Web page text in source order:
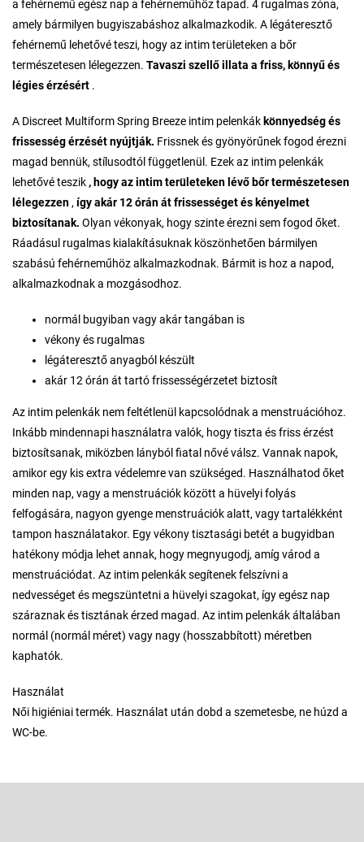
a fehérnemű egész nap a fehérneműhöz tapad. 4 rugalmas zóna,
amely bármilyen bugyiszabáshoz alkalmazkodik. A légáteresztő
fehérnemű lehetővé teszi, hogy az intim területeken a bőr
természetesen lélegezzen. Tavaszi szellő illata a friss, könnyű és
légies érzésért .
A Discreet Multiform Spring Breeze intim pelenkák könnyedség és
frissesség érzését nyújtják. Frissnek és gyönyörűnek fogod érezni
magad bennük, stílusodtól függetlenül. Ezek az intim pelenkák
lehetővé teszik , hogy az intim területeken lévő bőr természetesen
lélegezzen , így akár 12 órán át frissességet és kényelmet
biztosítanak. Olyan vékonyak, hogy szinte érezni sem fogod őket.
Ráadásul rugalmas kialakításuknak köszönhetően bármilyen
szabású fehérneműhöz alkalmazkodnak. Bármit is hoz a napod,
alkalmazkodnak a mozgásodhoz.
normál bugyiban vagy akár tangában is
vékony és rugalmas
légáteresztő anyagból készült
akár 12 órán át tartó frissességérzetet biztosít
Az intim pelenkák nem feltétlenül kapcsolódnak a menstruációhoz.
Inkább mindennapi használatra valók, hogy tiszta és friss érzést
biztosítsanak, miközben lányból fiatal nővé válsz. Vannak napok,
amikor egy kis extra védelemre van szükséged. Használhatod őket
minden nap, vagy a menstruációk között a hüvelyi folyás
felfogására, nagyon gyenge menstruációk alatt, vagy tartalékként
tampon használatakor. Egy vékony tisztasági betét a bugyidban
hatékony módja lehet annak, hogy megnyugodj, amíg várod a
menstruációdat. Az intim pelenkák segítenek felszívni a
nedvességet és megszüntetni a hüvelyi szagokat, így egész nap
száraznak és tisztának érzed magad. Az intim pelenkák általában
normál (normál méret) vagy nagy (hosszabbított) méretben
kaphatók.
Használat
Női higiéniai termék. Használat után dobd a szemetesbe, ne húzd a
WC-be.